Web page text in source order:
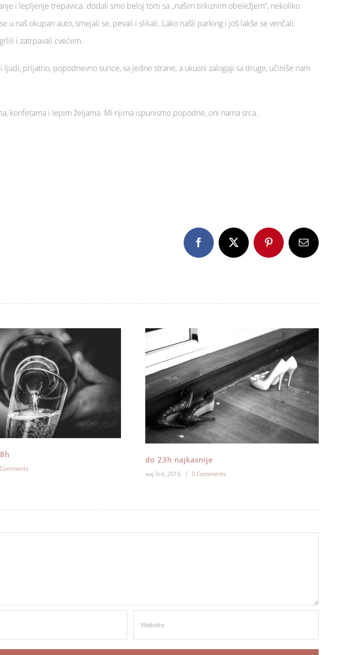
i lepljenje trepavica. dodali smo beloj torti sa „našim tirkiznim obeležjem“, nekoliko
naš okupan auto, smejali se, pevali i slikali. Lako našli parking i još lakše se venčali.
i zatrpavali cvećem.
prijatno, popodnevno sunce, sa jedne strane, a ukusni zalogaji sa druge, učiniše nam
konfetama i lepim željama. Mi njima ispunismo popodne, oni nama srca.
FacebookX PinterestEmail
do 23h najkasnije
мај 3rd, 2016 | 0 Comments